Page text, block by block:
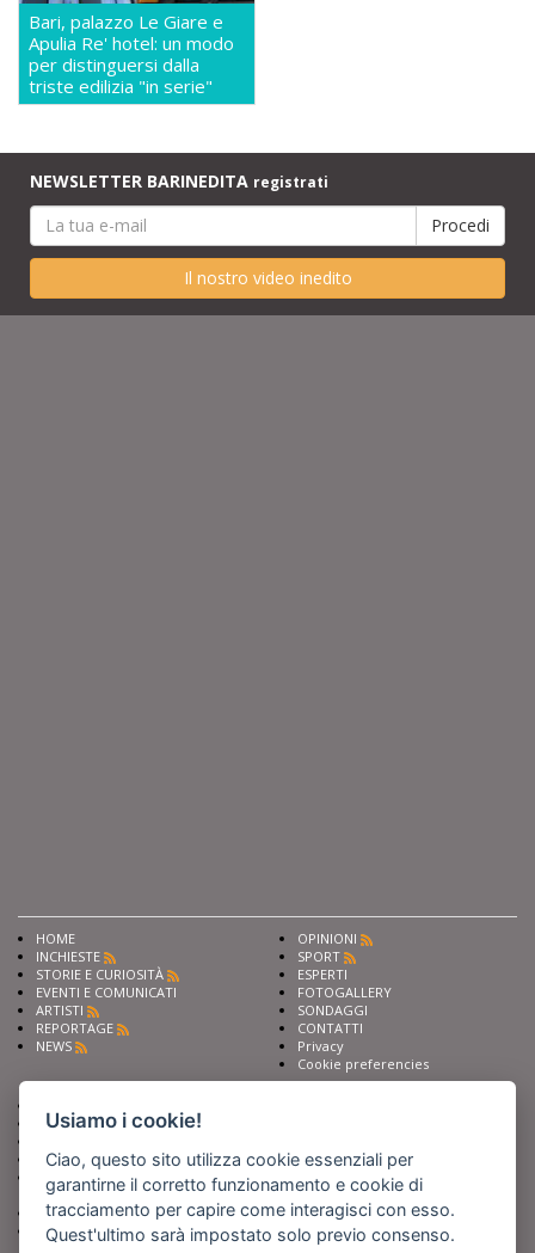
Bari, palazzo Le Giare e
Apulia Re' hotel: un modo
per distinguersi dalla
triste edilizia "in serie"
NEWSLETTER BARINEDITA registrati
Il nostro video inedito
HOME
INCHIESTE
STORIE E CURIOSITÀ
EVENTI E COMUNICATI
ARTISTI
REPORTAGE
NEWS
OPINIONI
SPORT
ESPERTI
FOTOGALLERY
SONDAGGI
CONTATTI
Privacy
Cookie preferencies
Scrivi alla redazione
Sostieni Barinedita
Iscriviti al nostro corso di
giornalismo
Compra i nostri libri
Entra in Barinedita Map
Usiamo i cookie!
Ciao, questo sito utilizza cookie essenziali per
garantirne il corretto funzionamento e cookie di
tracciamento per capire come interagisci con esso.
Quest'ultimo sarà impostato solo previo consenso.